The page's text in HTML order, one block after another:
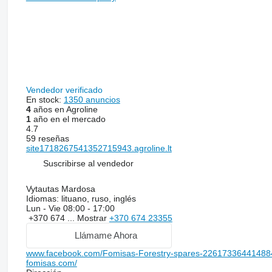
Vendedor verificado
En stock: 1350 anuncios
4años en Agroline
1año en el mercado
4.7
59 reseñas
site1718267541352715943.agroline.lt
Suscribirse al vendedor
Vytautas Mardosa
Idiomas: lituano, ruso, inglés
Lun - Vie 08:00 - 17:00
+370 674 ... Mostrar +370 674 23355
Llámame Ahora
www.facebook.com/Fomisas-Forestry-spares-
fomisas.com/